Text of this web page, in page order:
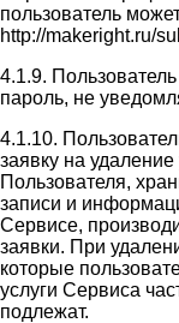
пользователь
http://makeright.ru/
4.1.9.
пароль, не
4.1.10.
заявку на
Пользователя,
записи и
Сервисе,
заявки. При
которые
услуги Сервиса
подлежат.